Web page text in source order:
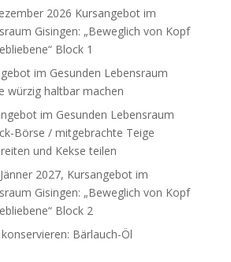
2026 Kursangebot im
Gisingen: „Beweglich von Kopf
Block 1
im Gesunden Lebensraum
würzig haltbar machen
im Gesunden Lebensraum
Börse / mitgebrachte Teige
und Kekse teilen
2027, Kursangebot im
Gisingen: „Beweglich von Kopf
Block 2
Bärlauch-Öl